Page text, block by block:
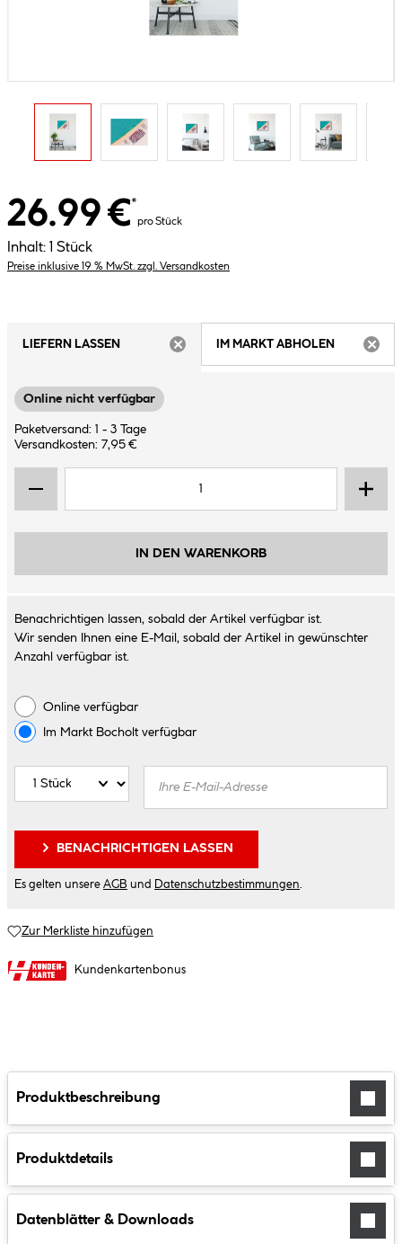
26.99 €*
pro Stück
Inhalt: 1 Stück
Preise inklusive 19 % MwSt. zzgl. Versandkosten
LIEFERN LASSEN
IM MARKT ABHOLEN
Online nicht verfügbar
Paketversand: 1 - 3 Tage
Versandkosten: 7,95 €
IN DEN WARENKORB
Benachrichtigen lassen, sobald der Artikel verfügbar ist.
Wir senden Ihnen eine E-Mail, sobald der Artikel in gewünschter
Anzahl verfügbar ist.
Online verfügbar
Im Markt Bocholtverfügbar
BENACHRICHTIGEN LASSEN
Es gelten unsere AGB und Datenschutzbestimmungen
Zur Merkliste hinzufügen
Kundenkartenbonus
Produktbeschreibung
Produktdetails
Datenblätter & Downloads